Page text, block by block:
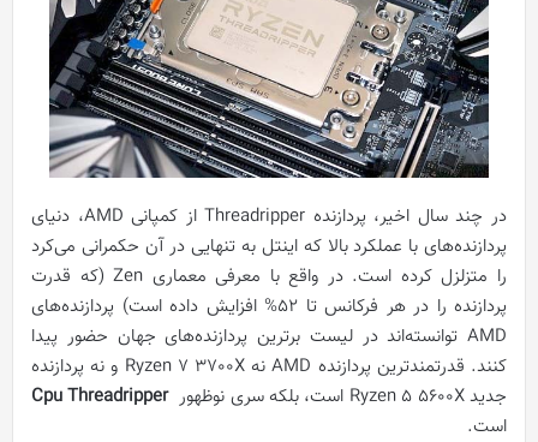
در چند سال اخیر، پردازنده‌ Threadripper از کمپانی AMD، دنیای
پردازنده‌های با عملکرد بالا که اینتل به تنهایی در آن حکمرانی می‌کرد
را متزلزل کرده است. در واقع با معرفی معماری Zen (که قدرت
پردازنده را در هر فرکانس تا 52% افزایش داده است) پردازنده‌های
AMD توانسته‌اند در لیست برترین پردازنده‌های جهان حضور پیدا
کنند. قدرتمندترین پردازنده AMD نه Ryzen 7 3700X و نه پردازنده
جدید Ryzen 5 5600X است، بلکه سری نوظهور
Cpu Threadripper
است.